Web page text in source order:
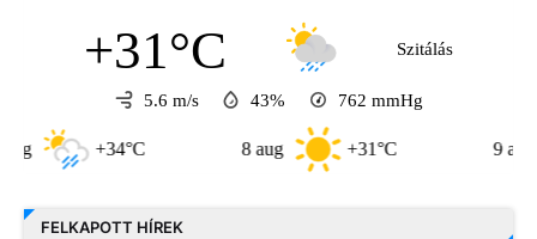
+31°C Szitálás
5.6 m/s 43% 762 mmHg
+34°C +31°C
FELKAPOTT HÍREK